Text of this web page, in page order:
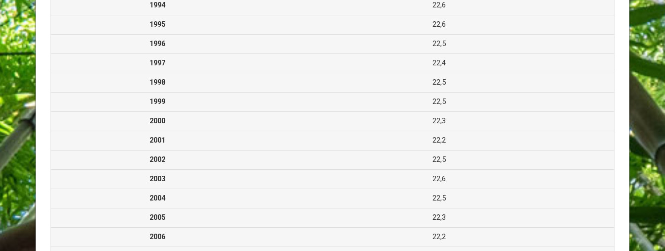
1994 22,6
1995 22,6
1996 22,5
1997 22,4
1998 22,5
1999 22,5
2000 22,3
2001 22,2
2002 22,5
2003 22,6
2004 22,5
2005 22,3
2006 22,2